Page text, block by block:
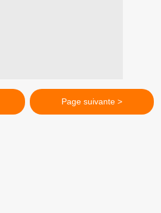
Page suivante >